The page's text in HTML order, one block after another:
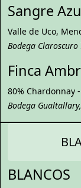
Sangre
Valle de Uco,
Bodega Claroscuro
Finca
80% Chardonnay
Bodega
BLANCOS